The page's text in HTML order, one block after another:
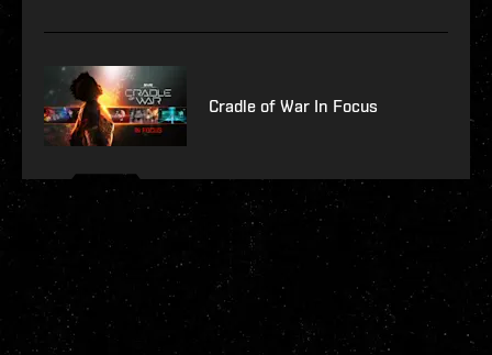
Cradle of War In Focus